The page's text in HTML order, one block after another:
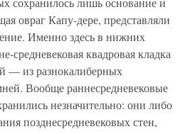
овраг Капу-дере, представляли
Именно здесь в нижних
средневековая квадровая кладка
— из разнокалиберных
Вообще раннесредневековые
незначительно: они либо
позднесредневековых стен,